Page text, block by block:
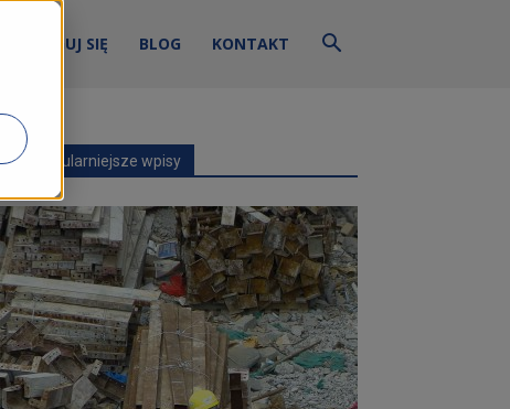
ZALOGUJ SIĘ BLOG KONTAKT
Najpopularniejsze wpisy